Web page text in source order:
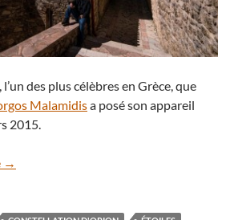
l’un des plus célèbres en Grèce, que
Malamidisa posé son appareil
2015.
Sirius brille au-dessus du monastère
→